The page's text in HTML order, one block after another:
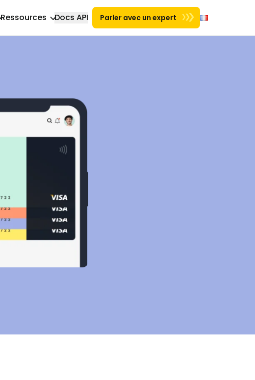
Ressources
Docs API
Nouvel onglet
Parler avec un expert